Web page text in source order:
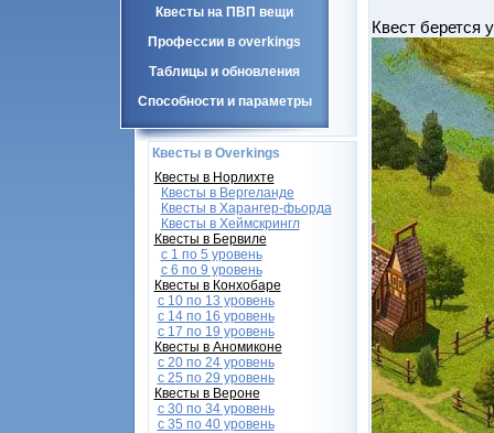
Квесты на ПВП вещи
Профессии в overkings
Таблицы и обновления
Способности и параметры
Квесты в Overkings
Квесты в Норлихте
Квесты в Вергеланде
Квесты в Харангер-фьорда
Квесты в Хеймскрингл
Квесты в Бервиле
с 1 по 5 уровень
с 6 по 9 уровень
Квесты в Конхобаре
c 10 по 13 уровень
с 14 по 16 уровень
с 17 по 19 уровень
Квесты в Аномиконе
с 20 по 24 уровень
с 25 по 29 уровень
Квесты в Вероне
с 30 по 34 уровень
с 35 по 40 уровень
Квест берется